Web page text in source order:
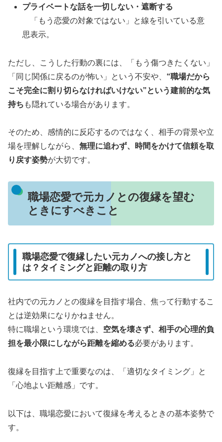
プライベートな話を一切しない・遮断する
「もう恋愛の対象ではない」と線を引いている意
思表示。
ただし、こうした行動の裏には、「もう傷つきたくない」
「同じ関係に戻るのが怖い」という不安や、 “職場だから
こそ完全に割り切らなければいけない”という建前的な気
持ち も隠れている場合があります。
そのため、感情的に反応するのではなく、相手の背景や立
場を理解しながら、 無理に追わず、時間をかけて信頼を取
り戻す姿勢が大切です。
職場恋愛で元カノとの復縁を望む
ときにすべきこと
職場恋愛で復縁したい元カノへの接し方と
は？タイミングと距離の取り方
社内での元カノとの復縁を目指す場合、焦って行動するこ
とは逆効果になりかねません。
特に職場という環境では、 空気を壊さず、相手の心理的負
担を最小限にしながら距離を縮める必要があります。
復縁を目指す上で重要なのは、「適切なタイミング」と
「心地よい距離感」です。
以下は、職場恋愛において復縁を考えるときの基本姿勢で
す。